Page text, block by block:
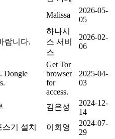
Malissa
2026-05-
05
랍니다.
하나시
스 서비
스
2026-02-
06
Dongle
Get Tor
browser
for
access.
2025-04-
03
김은성
2024-12-
14
기 설치 이회영
2024-07-
29